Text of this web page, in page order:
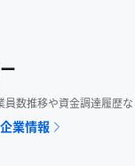
数推移や資金調達履歴な
業情報